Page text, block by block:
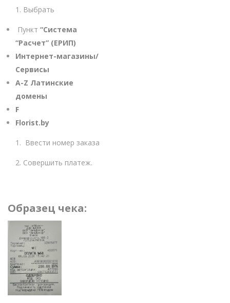
1. Выбрать
Пункт “Система
“Расчет” (ЕРИП)
Интернет-магазины/
Сервисы
A-Z Латинские
домены
F
Florist.by
1. Ввести номер заказа
2. Совершить платеж.
Образец чека: